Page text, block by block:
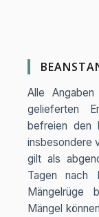
Alle
gelieferten
befreien den
insbesondere
gilt als
Tagen nach
Mängelrüge
Mängel